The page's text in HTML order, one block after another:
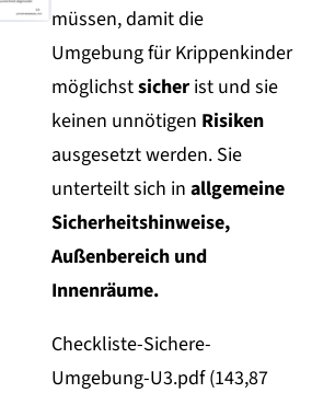
müssen, damit die
Umgebung für Krippenkinder
möglichstsicher ist und sie
keinen unnötigen Risiken
ausgesetzt werden. Sie
unterteilt sich in allgemeine
Sicherheitshinweise,
Außenbereich und
Innenräume.
Checkliste-Sichere-
Umgebung-U3.pdf (143,87